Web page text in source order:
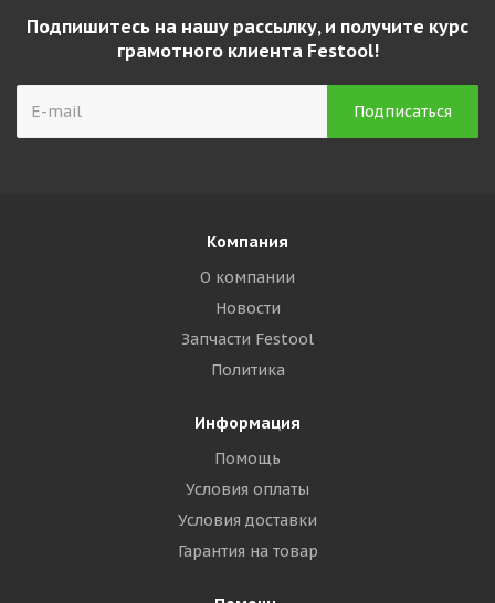
Подпишитесь на нашу рассылку, и получите курс
грамотного клиента Festool!
Компания
О компании
Новости
Запчасти Festool
Политика
Информация
Помощь
Условия оплаты
Условия доставки
Гарантия на товар